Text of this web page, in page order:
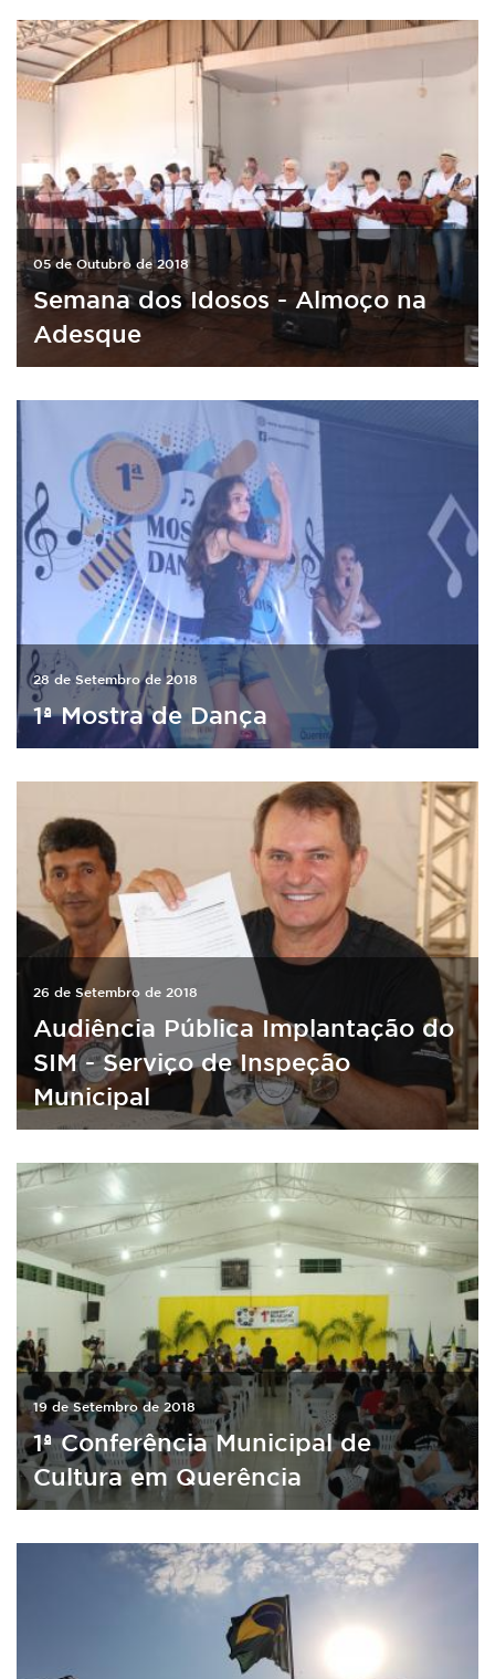
05 de Outubro de 2018
Semana dos Idosos - Almoço na
Adesque
28 de Setembro de 2018
1ª Mostra de Dança
26 de Setembro de 2018
Audiência Pública Implantação do
SIM - Serviço de Inspeção
Municipal
19 de Setembro de 2018
1ª Conferência Municipal de
Cultura em Querência